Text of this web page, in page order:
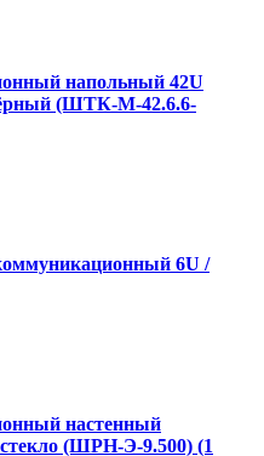
напольный 42U
(ШТК-М-42.6.6-
6U /
настенный
(ШРН-Э-9.500) (1